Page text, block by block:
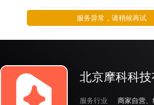
北京摩科科技
服务行业
服务异常，请稍候再试